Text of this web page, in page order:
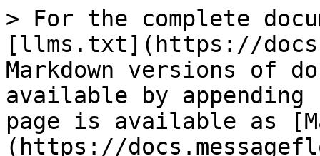
> For the complete
[llms.txt](https://
Markdown versions of
available by
page is available as
(https://